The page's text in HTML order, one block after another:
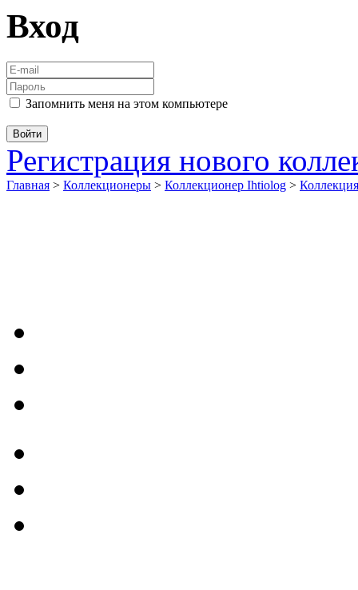
Вход
Запомнить меня на этом компьютере
Регистрация нового
Главная > Коллекционеры > Коллекционер Ihtiolog >